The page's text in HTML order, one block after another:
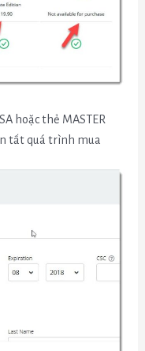
hoặc thẻ MASTER
tất quá trình mua